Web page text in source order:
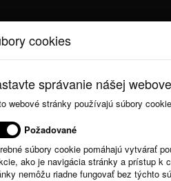
cookies
správanie nášej
webové stránky používajú súbory
Požadované
súbory cookie pomáhajú vytvárať
ako je navigácia stránky a prístup k
nemôžu riadne fungovať bez týchto